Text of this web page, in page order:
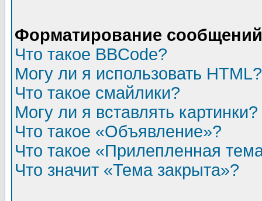
Форматирование
Что такое BBCode?
Могу ли я использовать HTML?
Что такое смайлики?
Могу ли я вставлять картинки?
Что такое «Объявление»?
Что такое «Прилепленная
Что значит «Тема закрыта»?